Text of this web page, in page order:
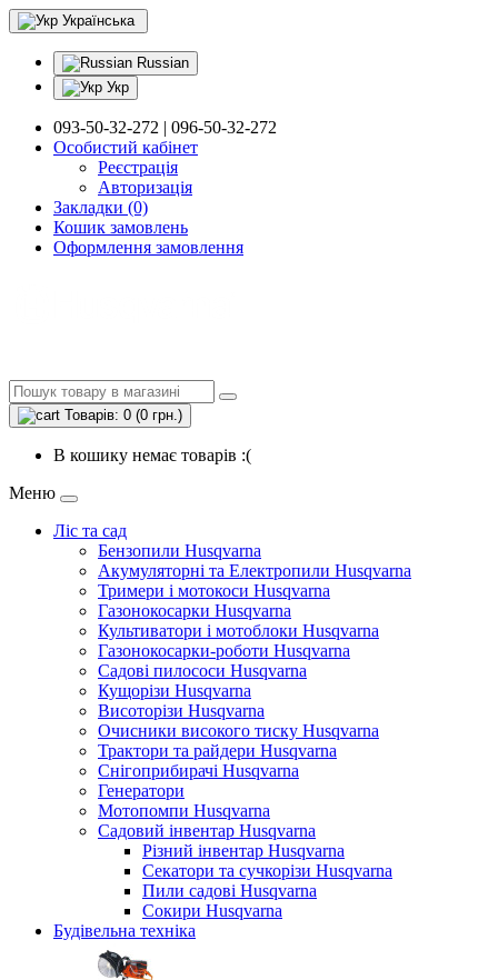
Українська
Russian
Укр
093-50-32-272 | 096-50-32-272
Особистий кабінет
Реєстрація
Авторизація
Закладки (0)
Кошик замовлень
Оформлення замовлення
Товарів: 0 (0 грн.)
В кошику немає товарів :(
Меню
Ліс та сад
Бензопили Husqvarna
Акумуляторні та Електропили Husqvarna
Тримери і мотокоси Husqvarna
Газонокосарки Husqvarna
Культиватори і мотоблоки Husqvarna
Газонокосарки-роботи Husqvarna
Садові пилососи Husqvarna
Кущорізи Husqvarna
Висоторізи Husqvarna
Очисники високого тиску Husqvarna
Трактори та райдери Husqvarna
Снігоприбирачі Husqvarna
Генератори
Мотопомпи Husqvarna
Садовий інвентар Husqvarna
Різний інвентар Husqvarna
Секатори та сучкорізи Husqvarna
Пили садові Husqvarna
Сокири Husqvarna
Будівельна техніка